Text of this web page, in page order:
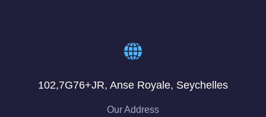
102,7G76+JR, Anse Royale, Seychelles
Our Address